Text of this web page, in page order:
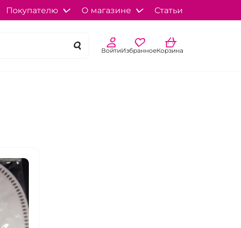
Покупателю О магазине Статьи
ВойтиИзбранноеКорзина